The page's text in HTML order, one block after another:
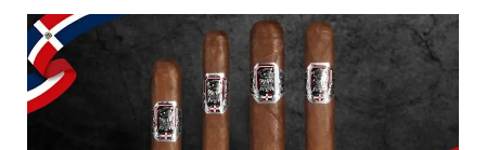
Co.
redefine
la
serie
Macanudo